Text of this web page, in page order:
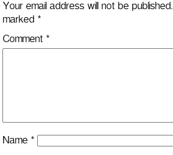
Your email address will not be published.
marked *
Comment *
Name *